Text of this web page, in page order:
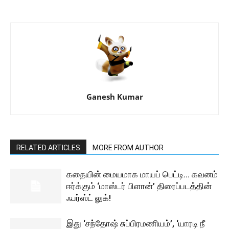
Ganesh Kumar
RELATED ARTICLES MORE FROM AUTHOR
கதையின் மையமாக மாயப் பெட்டி… கவனம்
ஈர்க்கும் ‘மாஸ்டர் பிளான்’ திரைப்படத்தின்
ஃபர்ஸ்ட் லுக்!
இது ‘சந்தோஷ் சுப்பிரமணியம்’, ‘யாரடி நீ